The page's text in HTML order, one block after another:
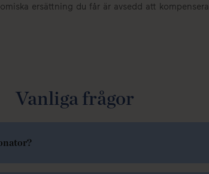
ersättning du får är avsedd att
Vanliga frågor